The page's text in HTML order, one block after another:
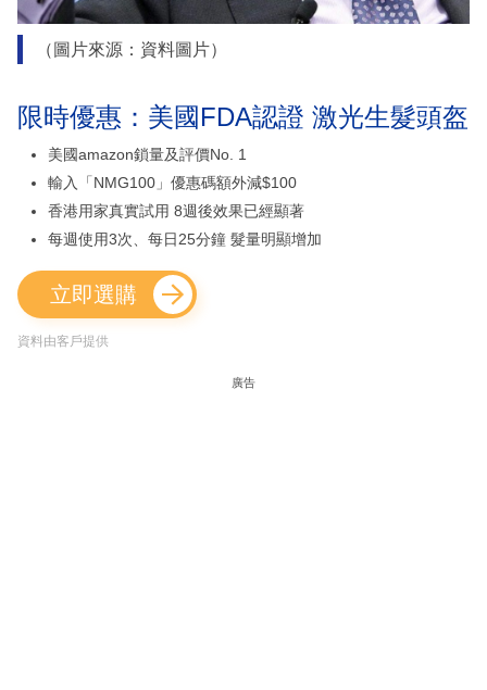
（圖片來源：資料圖片）
限時優惠：美國FDA認證 激光生髮頭盔
美國amazon鎖量及評價No. 1
輸入「NMG100」優惠碼額外減$100
香港用家真實試用 8週後效果已經顯著
每週使用3次、每日25分鐘 髮量明顯增加
立即選購
資料由客戶提供
廣告